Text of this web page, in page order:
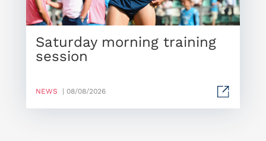
Saturday morning training
session
NEWS | 08/08/2026